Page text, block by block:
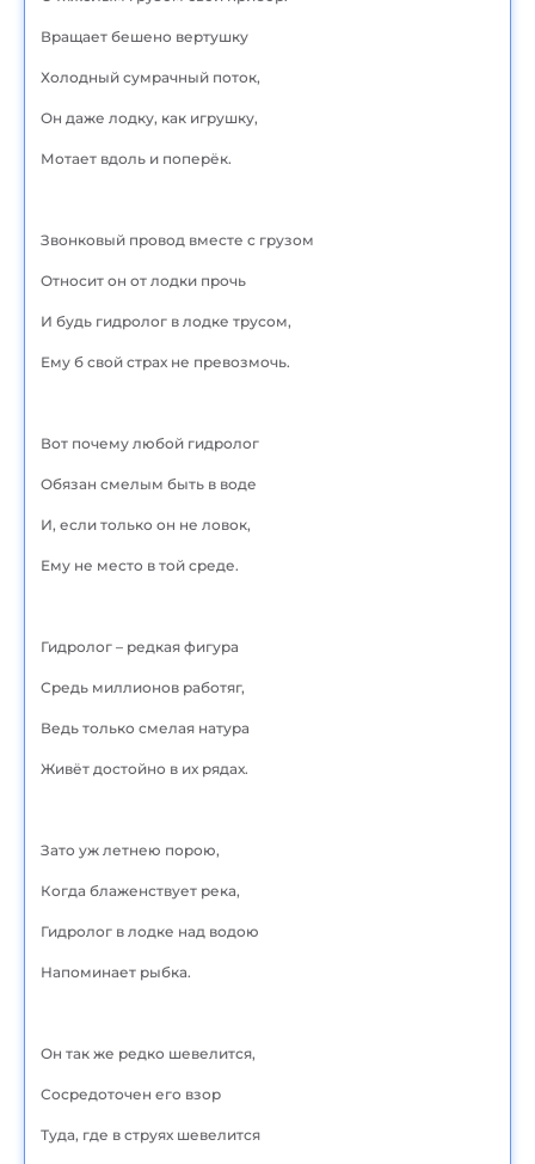
Вращает бешено вертушку
Холодный сумрачный поток,
Он даже лодку, как игрушку,
Мотает вдоль и поперёк.
Звонковый провод вместе с грузом
Относит он от лодки прочь
И будь гидролог в лодке трусом,
Ему б свой страх не превозмочь.
Вот почему любой гидролог
Обязан смелым быть в воде
И, если только он не ловок,
Ему не место в той среде.
Гидролог – редкая фигура
Средь миллионов работяг,
Ведь только смелая натура
Живёт достойно в их рядах.
Зато уж летнею порою,
Когда блаженствует река,
Гидролог в лодке над водою
Напоминает рыбка.
Он так же редко шевелится,
Сосредоточен его взор
Туда, где в струях шевелится